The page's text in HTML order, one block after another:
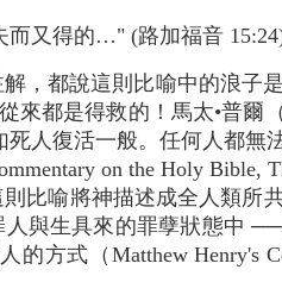
又得的…" (路加福音 15:24)
，都說這則比喻中的浪子
都是得救的！馬太•普爾
人復活一般。任何人都無
on the Holy Bible,
則比喻將神描述成全人類
與生具來的罪孽狀態中
方式（Matthew Henry's